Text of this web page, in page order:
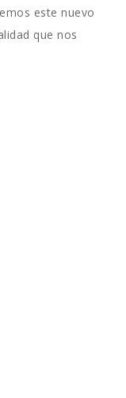
este nuevo
que nos